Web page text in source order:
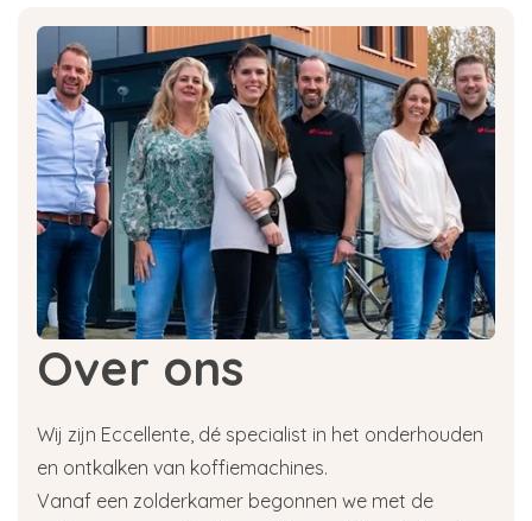
Over ons
Wij zijn Eccellente, dé specialist in het onderhouden
en ontkalken van koffiemachines.
Vanaf een zolderkamer begonnen we met de